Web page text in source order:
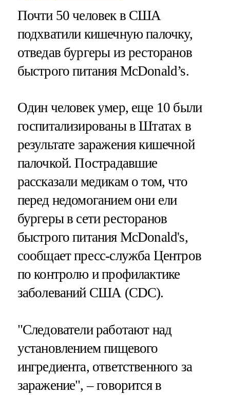
Почти 50 человек в США
подхватили кишечную палочку,
отведав бургеры из ресторанов
быстрого питания McDonald’s.
Один человек умер, еще 10 были
госпитализированы в Штатах в
результате заражения кишечной
палочкой. Пострадавшие
рассказали медикам о том, что
перед недомоганием они ели
бургеры в сети ресторанов
быстрого питания McDonald's,
сообщает пресс-служба Центров
по контролю и профилактике
заболеваний США (CDC).
"Следователи работают над
установлением пищевого
ингредиента, ответственного за
заражение", – говорится в